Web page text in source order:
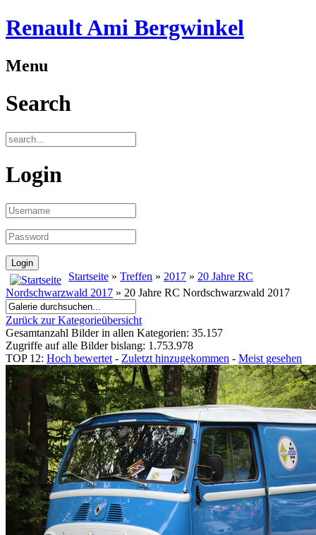
Renault Ami Bergwinkel
Menu
Search
Login
Startseite » Treffen » 2017 » 20 Jahre RC
Nordschwarzwald 2017 » 20 Jahre RC Nordschwarzwald 2017
Zurück zur Kategorieübersicht
Gesamtanzahl Bilder in allen Kategorien: 35.157
Zugriffe auf alle Bilder bislang: 1.753.978
TOP 12: Hoch bewertet - Zuletzt hinzugekommen - Meist gesehen